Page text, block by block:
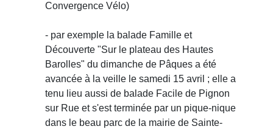
Convergence Vélo)
- par exemple la balade Famille et
Découverte "Sur le plateau des Hautes
Barolles" du dimanche de Pâques a été
avancée à la veille le samedi 15 avril ; elle a
tenu lieu aussi de balade Facile de Pignon
sur Rue et s'est terminée par un pique-nique
dans le beau parc de la mairie de Sainte-